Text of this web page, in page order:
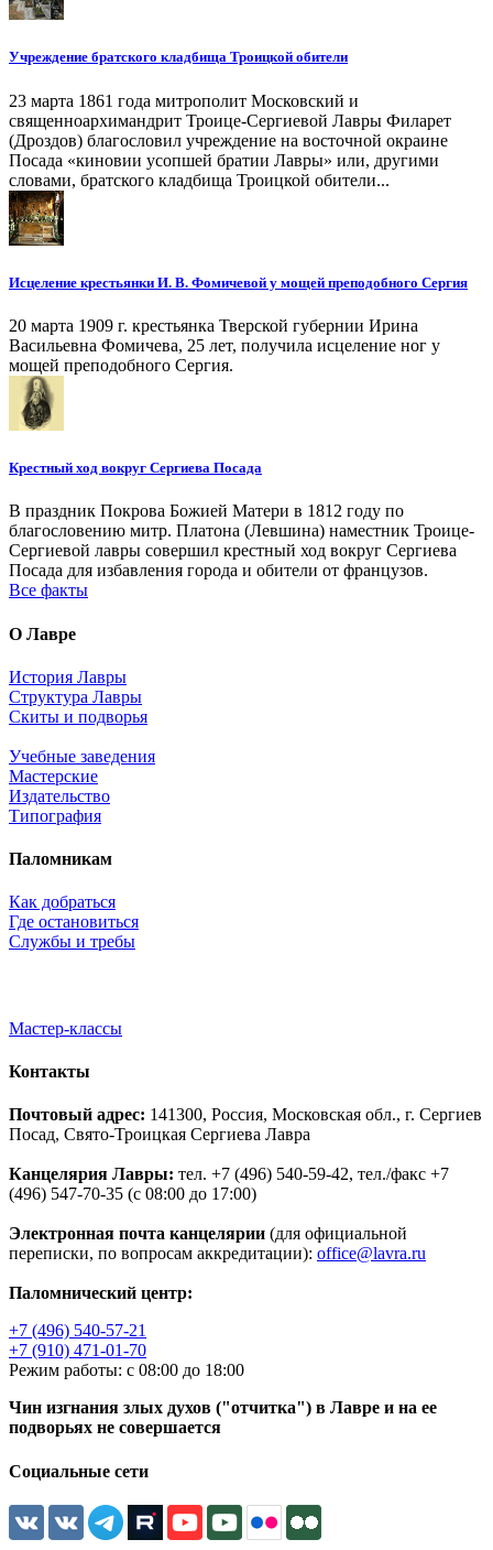
Учреждение братского кладбища Троицкой обители
23 марта 1861 года митрополит Московский и
священноархимандрит Троице-Сергиевой Лавры Филарет
(Дроздов) благословил учреждение на восточной окраине
Посада «киновии усопшей братии Лавры» или, другими
словами, братского кладбища Троицкой обители...
Исцеление крестьянки И. В. Фомичевой у мощей преподобного Сергия
20 марта 1909 г. крестьянка Тверской губернии Ирина
Васильевна Фомичева, 25 лет, получила исцеление ног у
мощей преподобного Сергия.
Крестный ход вокруг Сергиева Посада
В праздник Покрова Божией Матери в 1812 году по
благословению митр. Платона (Левшина) наместник Троице-
Сергиевой лавры совершил крестный ход вокруг Сергиева
Посада для избавления города и обители от французов.
Все факты
О Лавре
История Лавры
Структура Лавры
Скиты и подворья
Учебные заведения
Мастерские
Издательство
Типография
Паломникам
Как добраться
Где остановиться
Службы и требы
Мастер-классы
Контакты
Почтовый адрес: 141300, Россия, Московская обл., г. Сергиев
Посад, Свято-Троицкая Сергиева Лавра
Канцелярия Лавры: тел. +7 (496) 540-59-42, тел./факс +7
(496) 547-70-35 (с 08:00 до 17:00)
Электронная почта канцелярии (для официальной
переписки, по вопросам аккредитации): office@lavra.ru
Паломнический центр:
+7 (496) 540-57-21
+7 (910) 471-01-70
Режим работы: с 08:00 до 18:00
Чин изгнания злых духов ("отчитка") в Лавре и на ее
подворьях не совершается
Социальные сети